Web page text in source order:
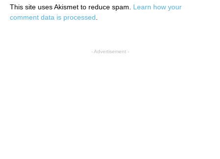
This site uses Akismet to reduce spam. Learn how your
comment data is processed
- Advertisement -